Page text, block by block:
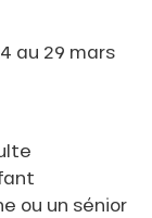
au 29 mars
ou un sénior